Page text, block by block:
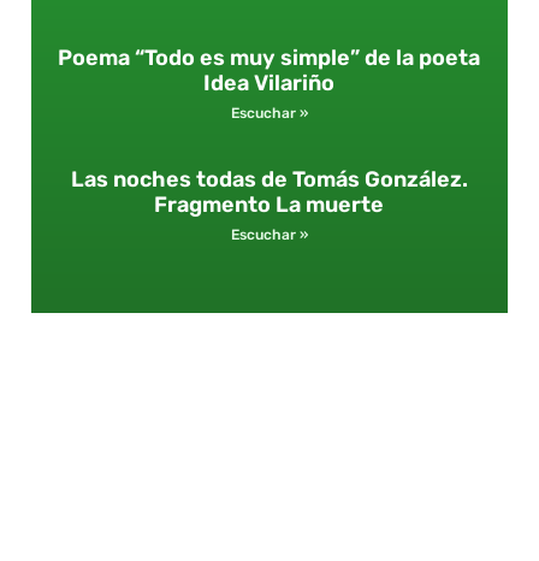
Poema “Todo es muy simple” de la poeta
Idea Vilariño
Escuchar »
Las noches todas de Tomás González.
Fragmento La muerte
Escuchar »